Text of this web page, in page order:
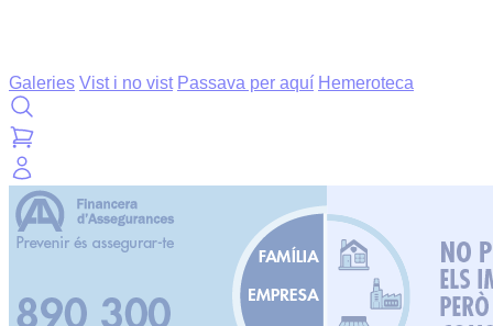
Galeries Vist i no vist Passava per aquí Hemeroteca